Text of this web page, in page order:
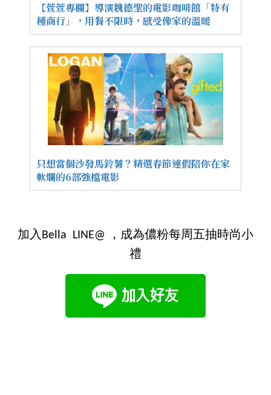
【萱萱專欄】導演魏德聖的電影咖啡館「特有
種商行」，用餐不限時，感受像家的溫暖
只想當個沙發馬鈴薯？精選春節連假陪你在家
軟爛的6部強檔電影
加入Bella LINE@ ，成為儂粉每周五抽時尚小
禮